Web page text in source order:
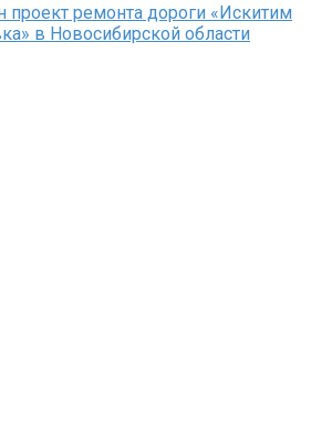
проект ремонта дороги «Искитим
в Новосибирской области